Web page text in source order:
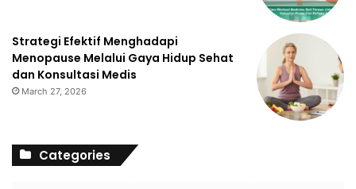
Strategi Efektif Menghadapi
Menopause Melalui Gaya Hidup Sehat
dan Konsultasi Medis
March 27, 2026
Categories